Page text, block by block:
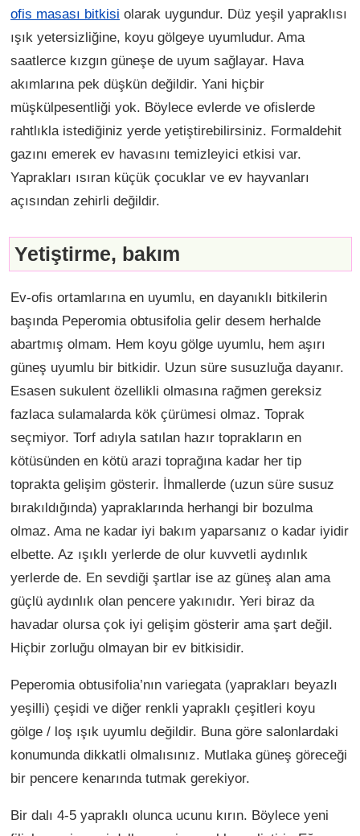
ofis masası bitkisi olarak uygundur. Düz yeşil yapraklısı
ışık yetersizliğine, koyu gölgeye uyumludur. Ama
saatlerce kızgın güneşe de uyum sağlayar. Hava
akımlarına pek düşkün değildir. Yani hiçbir
müşkülpesentliği yok. Böylece evlerde ve ofislerde
rahtlıkla istediğiniz yerde yetiştirebilirsiniz. Formaldehit
gazını emerek ev havasını temizleyici etkisi var.
Yaprakları ısıran küçük çocuklar ve ev hayvanları
açısından zehirli değildir.
Yetiştirme, bakım
Ev-ofis ortamlarına en uyumlu, en dayanıklı bitkilerin
başında Peperomia obtusifolia gelir desem herhalde
abartmış olmam. Hem koyu gölge uyumlu, hem aşırı
güneş uyumlu bir bitkidir. Uzun süre susuzluğa dayanır.
Esasen sukulent özellikli olmasına rağmen gereksiz
fazlaca sulamalarda kök çürümesi olmaz. Toprak
seçmiyor. Torf adıyla satılan hazır toprakların en
kötüsünden en kötü arazi toprağına kadar her tip
toprakta gelişim gösterir. İhmallerde (uzun süre susuz
bırakıldığında) yapraklarında herhangi bir bozulma
olmaz. Ama ne kadar iyi bakım yaparsanız o kadar iyidir
elbette. Az ışıklı yerlerde de olur kuvvetli aydınlık
yerlerde de. En sevdiği şartlar ise az güneş alan ama
güçlü aydınlık olan pencere yakınıdır. Yeri biraz da
havadar olursa çok iyi gelişim gösterir ama şart değil.
Hiçbir zorluğu olmayan bir ev bitkisidir.
Peperomia obtusifolia’nın variegata (yaprakları beyazlı
yeşilli) çeşidi ve diğer renkli yapraklı çeşitleri koyu
gölge / loş ışık uyumlu değildir. Buna göre salonlardaki
konumunda dikkatli olmalısınız. Mutlaka güneş göreceği
bir pencere kenarında tutmak gerekiyor.
Bir dalı 4-5 yapraklı olunca ucunu kırın. Böylece yeni